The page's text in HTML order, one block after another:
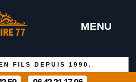
MENU
FILS DEPUIS 1990.